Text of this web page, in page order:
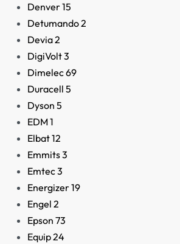
Denver15
Detumando2
Devia2
DigiVolt3
Dimelec69
Duracell 5
Dyson 5
EDM1
Elbat12
Emmits3
Emtec3
Energizer19
Engel 2
Epson 73
Equip24